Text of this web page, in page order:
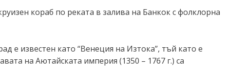
кораб по реката в залива на Банкок с фолклорна
е известен като “Венеция на Изтока”, тъй като е
на Аютайската империя (1350 – 1767 г.) са